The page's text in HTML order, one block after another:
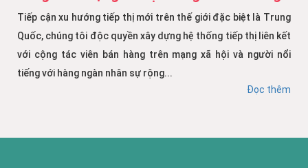
Tiếp cận xu hướng tiếp thị mới trên thế giới đặc biệt là Trung
Quốc, chúng tôi độc quyền xây dựng hệ thống tiếp thị liên kết
với cộng tác viên bán hàng trên mạng xã hội và người nổi
tiếng với hàng ngàn nhân sự rộng...
Đọc thêm